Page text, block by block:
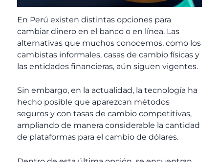
En Perú existen distintas opciones para
cambiar dinero en el banco o en línea. Las
alternativas que muchos conocemos, como los
cambistas informales, casas de cambio físicas y
las entidades financieras, aún siguen vigentes.
Sin embargo, en la actualidad, la tecnología ha
hecho posible que aparezcan métodos
seguros y con tasas de cambio competitivas,
ampliando de manera considerable la cantidad
de plataformas para el cambio de dólares.